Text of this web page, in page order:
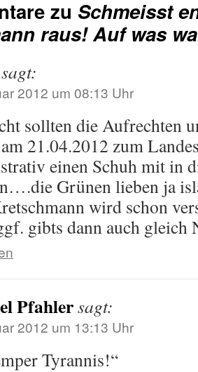
zu Schmeisst
raus! Auf was
sagt:
2012 um 08:13 Uhr
sollten die Aufrechten
21.04.2012 zum
einen Schuh mit in
Grünen lieben ja
wird schon
gibts dann auch gleich
Pfahlersagt:
2012 um 13:13 Uhr
Tyrannis!“